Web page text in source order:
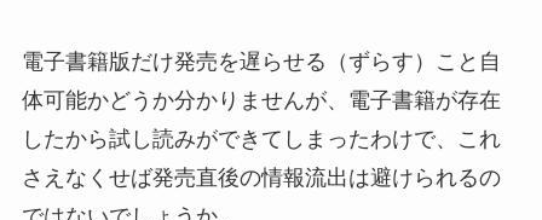
電子書籍版だけ発売を遅らせる（ずらす）こと自
体可能かどうか分かりませんが、電子書籍が存在
したから試し読みができてしまったわけで、これ
さえなくせば発売直後の情報流出は避けられるの